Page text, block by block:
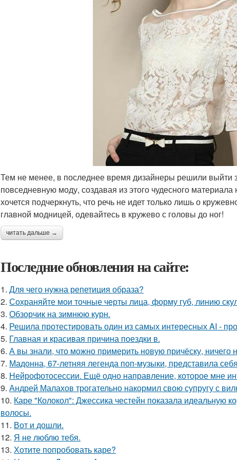
Тем не менее, в последнее время дизайнеры решили выйти
повседневную моду, создавая из этого чудесного
хочется подчеркнуть, что речь не идет только лишь о
главной модницей, одевайтесь в кружево с головы до ног!
читать дальше →
Последние обновления на сайте:
1. Для чего нужна репетиция образа?
2. Сохраняйте мои точные черты лица, форму губ, линию
3. Обзорчик на зимнюю курн.
4. Решила протестировать один из самых интересных AI -
5. Главная и красивая причина поездки в.
6. А вы знали, что можно примерить новую причёску, ничего
7. Мадонна, 67-летняя легенда поп-музыки, представила
8. Нейрофотосессии. Ещё одно направление, которое мне
9. Андрей Малахов трогательно накормил свою супругу с
10. Каре "Колокол": Джессика честейн показала идеальную
волосы.
11. Вот и дошли.
12. Я не люблю тебя.
13. Хотите попробовать каре?